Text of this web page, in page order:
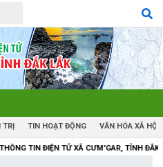
Tiếng Việt Tiếng Anh
TRỊ TIN HOẠT ĐỘNG VĂN HÓA XÃ HỘI
TỬ XÃ CƯM'GAR, TỈNH ĐẮK LẮK